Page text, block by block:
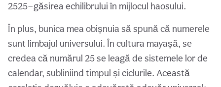
2525—găsirea echilibrului în mijlocul haosului.
În plus, bunica mea obișnuia să spună că numerele
sunt limbajul universului. În cultura mayașă, se
credea că numărul 25 se leagă de sistemele lor de
calendar, subliniind timpul și ciclurile. Această